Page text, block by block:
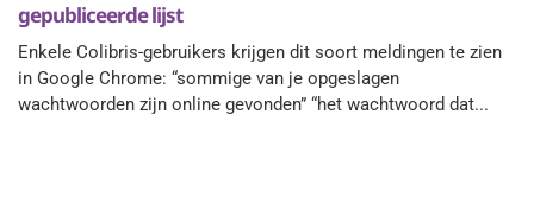
gepubliceerde lijst
Enkele Colibris-gebruikers krijgen dit soort meldingen te zien
in Google Chrome: “sommige van je opgeslagen
wachtwoorden zijn online gevonden” “het wachtwoord dat...